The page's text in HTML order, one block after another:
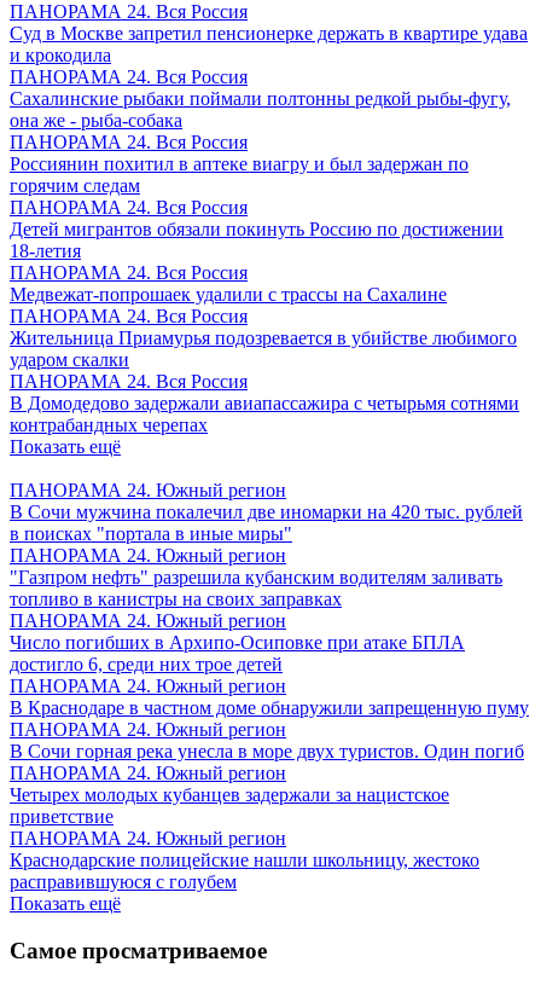
ПАНОРАМА 24. Вся Россия
Суд в Москве запретил пенсионерке держать в квартире удава
и крокодила
ПАНОРАМА 24. Вся Россия
Сахалинские рыбаки поймали полтонны редкой рыбы-фугу,
она же - рыба-собака
ПАНОРАМА 24. Вся Россия
Россиянин похитил в аптеке виагру и был задержан по
горячим следам
ПАНОРАМА 24. Вся Россия
Детей мигрантов обязали покинуть Россию по достижении
18-летия
ПАНОРАМА 24. Вся Россия
Медвежат-попрошаек удалили с трассы на Сахалине
ПАНОРАМА 24. Вся Россия
Жительница Приамурья подозревается в убийстве любимого
ударом скалки
ПАНОРАМА 24. Вся Россия
В Домодедово задержали авиапассажира с четырьмя сотнями
контрабандных черепах
Показать ещё
ПАНОРАМА 24. Южный регион
В Сочи мужчина покалечил две иномарки на 420 тыс. рублей
в поисках "портала в иные миры"
ПАНОРАМА 24. Южный регион
"Газпром нефть" разрешила кубанским водителям заливать
топливо в канистры на своих заправках
ПАНОРАМА 24. Южный регион
Число погибших в Архипо-Осиповке при атаке БПЛА
достигло 6, среди них трое детей
ПАНОРАМА 24. Южный регион
В Краснодаре в частном доме обнаружили запрещенную пуму
ПАНОРАМА 24. Южный регион
В Сочи горная река унесла в море двух туристов. Один погиб
ПАНОРАМА 24. Южный регион
Четырех молодых кубанцев задержали за нацистское
приветствие
ПАНОРАМА 24. Южный регион
Краснодарские полицейские нашли школьницу, жестоко
расправившуюся с голубем
Показать ещё
Самое просматриваемое